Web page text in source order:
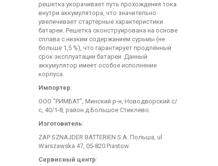
решетка укорачивает путь прохождения тока
внутри аккумулятора, что значительно
увеличивает стартерные характеристики
батареи. Решетка сконструирована на основе
сплава с низким содержанием сурьмы (не
больше 1,5 %), что гарантирует продлённый
срок эксплуатации батареи. Данный
аккумулятор имеет особое исполнение
корпуса.
Импортер:
ООО "РИМБАТ", Минский р-н, Новодворский с/
с, 40/1-8, район д.Большое Стиклево.
Изготовитель:
ZAP SZNAJDER BATTERIEN S.A. Польша, ul.
Warszawska 47, 05-820 Piastow.
Сервисный центр: